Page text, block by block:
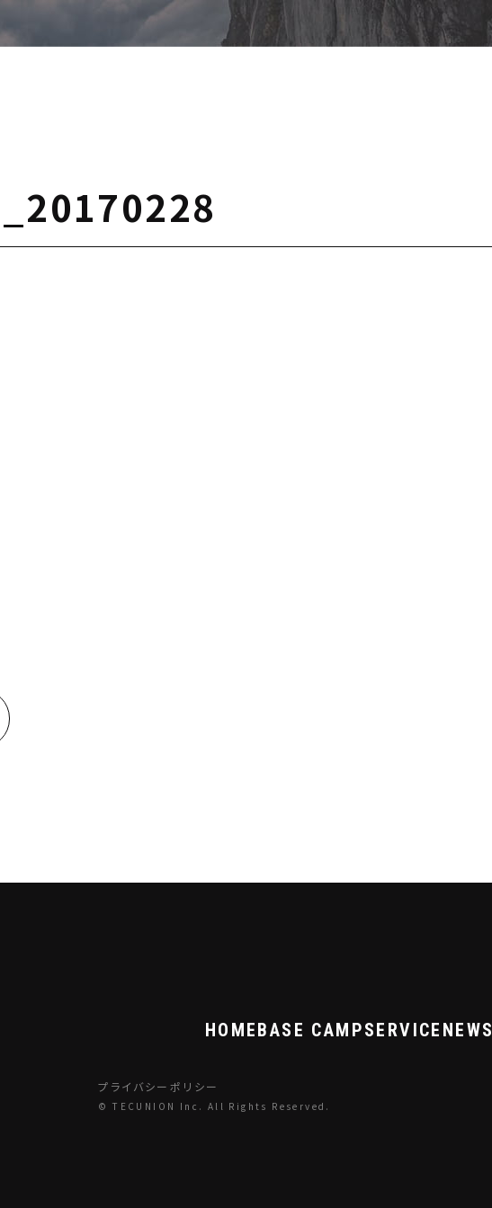
HOMEBASE CAMPSERVICE NEWS
プライバシーポリシー
© TECUNION Inc. All Rights Reserved.